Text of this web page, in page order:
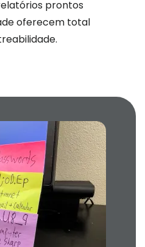
prontos
oferecem total